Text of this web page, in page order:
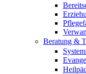
Beratung &